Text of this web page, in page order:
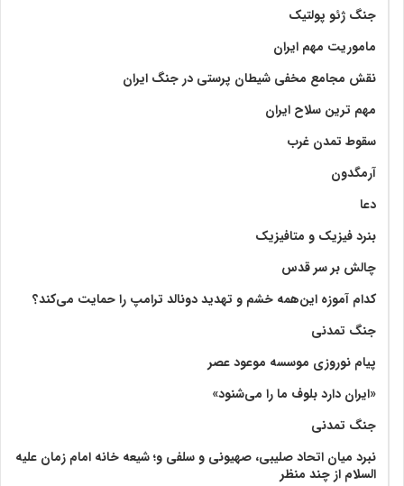
جنگ ژئو پولتیک
ماموریت مهم ایران
نقش مجامع مخفی شیطان پرستی در جنگ ایران
مهم ترین سلاح ایران
سقوط تمدن غرب
آرمگدون
دعا
بنرد فیزیک و متافیزیک
چالش بر سر قدس
کدام آموزه این‌همه خشم و تهدید دونالد ترامپ را حمایت می‌کند؟
جنگ تمدنی
پیام نوروزی موسسه موعود عصر
«ایران دارد بلوف ما را می‌شنود»
جنگ تمدنی
نبرد میان اتحاد صلیبی، صهیونی و سلفی و؛ شیعه خانه امام زمان علیه
السلام از چند منظر